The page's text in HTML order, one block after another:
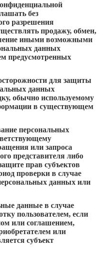
без
разрешения
продажу, обмен,
иными возможными
данных
предусмотренных
для защиты
данных
обычно используемому
в существующем
персональных
или запроса
представителя либо
прав субъектов
проверки в случае
данных или
данные в случае
пользователем, если
или соглашением,
или
субъект